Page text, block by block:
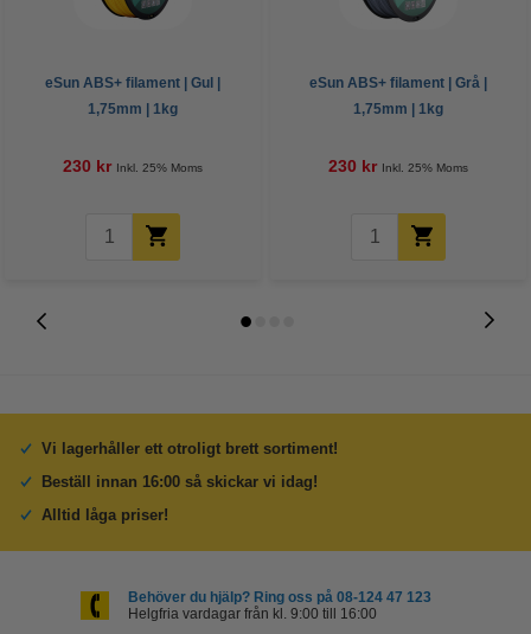
eSun ABS+ filament | Gul |
1,75mm | 1kg
230 kr Inkl. 25% Moms
eSun ABS+ filament | Grå |
1,75mm | 1kg
230 kr Inkl. 25% Moms
Vi lagerhåller ett otroligt brett sortiment!
Beställ innan 16:00 så skickar vi idag!
Alltid låga priser!
Behöver du hjälp? Ring oss på 08-124 47 123
Helgfria vardagar från kl. 9:00 till 16:00